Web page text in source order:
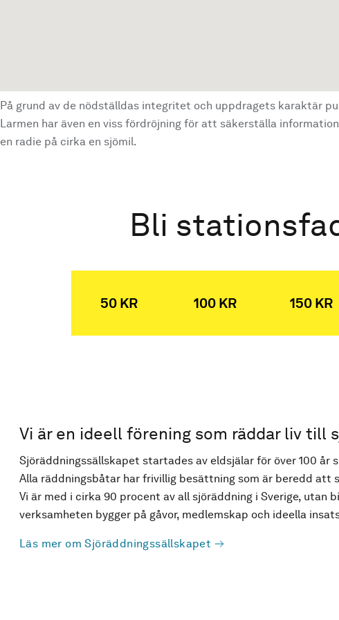
På grund av de nödställdas integritet och uppdragets karaktär
Larmen har även en viss fördröjning för att säkerställa
en radie på cirka en sjömil.
Bli
50 KR 100 KR 150 KR
Vi är en ideell förening som räddar liv till
Sjöräddningssällskapet startades av eldsjälar för över 100 år
Alla räddningsbåtar har frivillig besättning som är beredd att
Vi är med i cirka 90 procent av all sjöräddning i Sverige, utan
verksamheten bygger på gåvor, medlemskap och ideella
Läs mer om Sjöräddningssällskapet